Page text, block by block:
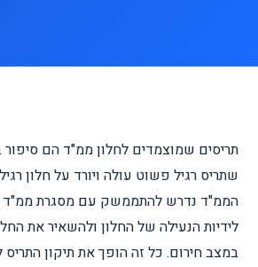
תריסים שמוצמדים לחלון ממ"ד הם סיפור
שתריס רגיל פשוט עולה ויורד על חלון
הממ"ד נדרש להתממשק עם מסגרת ממ"ד
לידיות הנעילה של החלון ולהשאיר את
במצב חירום. כל זה הופך את תיקון